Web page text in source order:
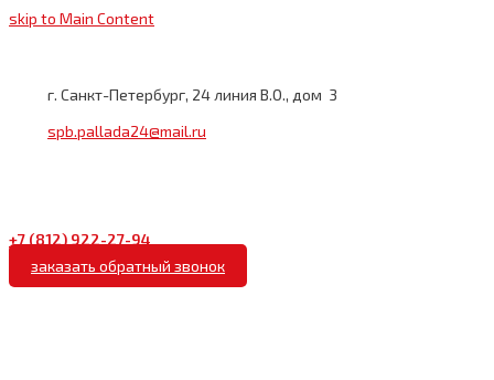
skip to Main Content
г. Санкт-Петербург, 24 линия В.О., дом 3
spb.pallada24@mail.ru
+7 (812) 922-27-94
заказать обратный звонок